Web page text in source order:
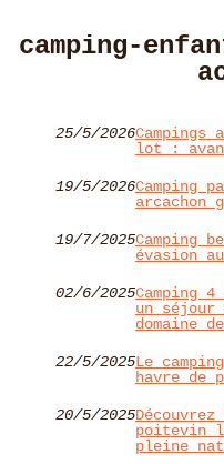
camping-
25/5/2026Campings
lot :
19/5/2026Camping
19/7/2025Camping
évasion
02/6/2025Camping
un séjour
domaine
22/5/2025Le
havre de
20/5/2025
poitevin
pleine